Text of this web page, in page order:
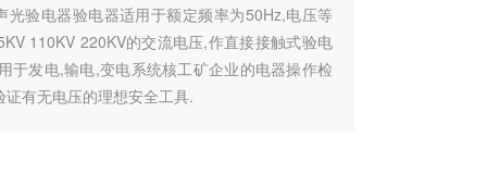
光验电器验电器适用于额定频率为50Hz,电压等
110KV 220KV的交流电压,作直接接触式验电
于发电,输电,变电系统核工矿企业的电器操作检
证有无电压的理想安全工具.